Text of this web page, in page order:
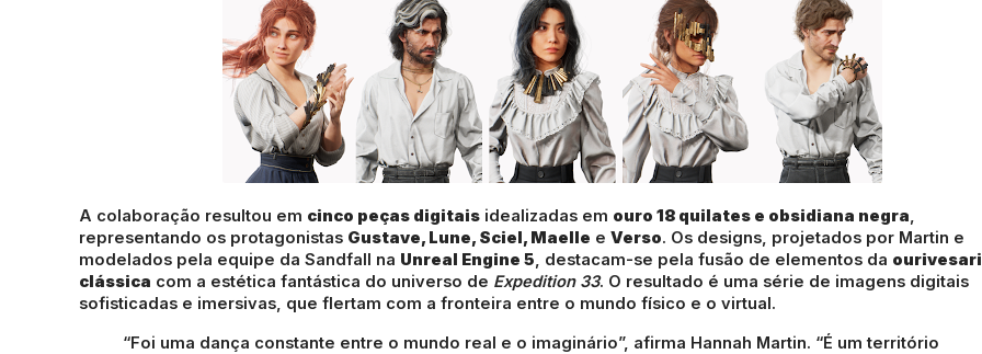
A colaboração resultou em cinco peças digitais idealizadas em ouro 18 quilates e obsidiana negra,
representando os protagonistas Gustave, Lune, Sciel, Maelle e Verso. Os designs, projetados por Martin e
modelados pela equipe da Sandfall na Unreal Engine 5, destacam-se pela fusão de elementos da
clássica com a estética fantástica do universo de Expedition 33. O resultado é uma série de imagens digitais
sofisticadas e imersivas, que flertam com a fronteira entre o mundo físico e o virtual.
“Foi uma dança constante entre o mundo real e o imaginário”, afirma Hannah Martin. “É um território